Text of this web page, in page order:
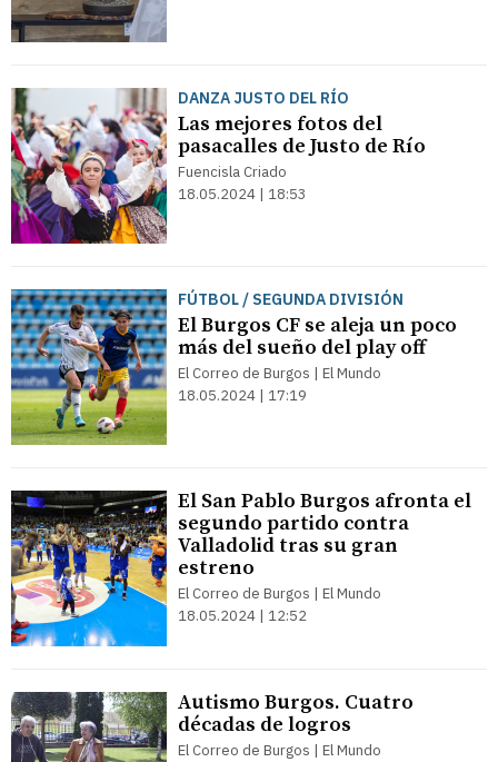
DANZA JUSTO DEL RÍO
Las mejores fotos del
pasacalles de Justo de Río
Fuencisla Criado
18.05.2024 | 18:53
FÚTBOL / SEGUNDA DIVISIÓN
El Burgos CF se aleja un poco
más del sueño del play off
El Correo de Burgos | El Mundo
18.05.2024 | 17:19
El San Pablo Burgos afronta el
segundo partido contra
Valladolid tras su gran
estreno
El Correo de Burgos | El Mundo
18.05.2024 | 12:52
Autismo Burgos. Cuatro
décadas de logros
El Correo de Burgos | El Mundo